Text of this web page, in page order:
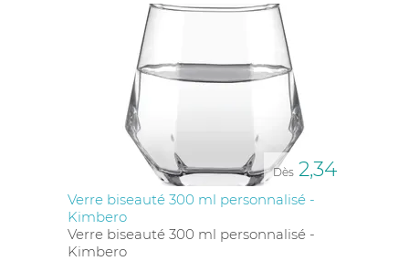
Dès 2,34
Verre biseauté 300 ml personnalisé -
Kimbero
Verre biseauté 300 ml personnalisé -
Kimbero